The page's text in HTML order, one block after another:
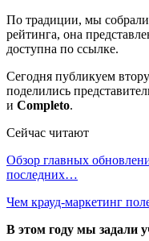
По традиции, мы собрали
рейтинга, она
доступна по ссылке.
Сегодня публикуем
поделились
и Completo.
Сейчас читают
Обзор главных
последних…
Чем крауд-маркетинг
В этом году мы задали